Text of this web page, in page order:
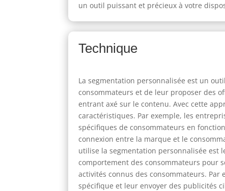
un outil puissant et précieux à votre
Technique
La segmentation personnalisée est un
consommateurs et de leur proposer des
entrant axé sur le contenu. Avec cette
caractéristiques. Par exemple, les
spécifiques de consommateurs en
connexion entre la marque et le
utilise la segmentation personnalisée est
comportement des consommateurs pour
activités connus des consommateurs.
spécifique et leur envoyer des publicités